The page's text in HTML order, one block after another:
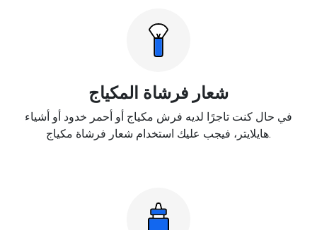
شعار فرشاة المكياج
في حال كنت تاجرًا لديه فرش مكياج أو أحمر خدود أو أشياء
هايلايتر، فيجب عليك استخدام شعار فرشاة مكياج.